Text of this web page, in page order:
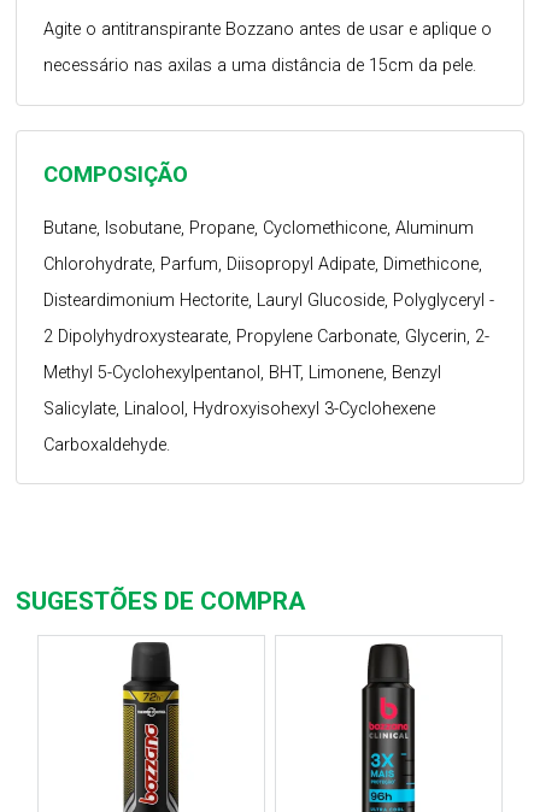
COMPOSIÇÃO
Butane, Isobutane, Propane, Cyclomethicone, Aluminum
Chlorohydrate, Parfum, Diisopropyl Adipate, Dimethicone,
Disteardimonium Hectorite, Lauryl Glucoside, Polyglyceryl -
2 Dipolyhydroxystearate, Propylene Carbonate, Glycerin, 2-
Methyl 5-Cyclohexylpentanol, BHT, Limonene, Benzyl
Salicylate, Linalool, Hydroxyisohexyl 3-Cyclohexene
Carboxaldehyde.
Agite o antitranspirante Bozzano antes de usar e aplique o
necessário nas axilas a uma distância de 15cm da pele.
SUGESTÕES DE COMPRA